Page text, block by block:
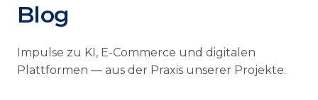
Blog
Impulse zu KI, E-Commerce und digitalen
Plattformen — aus der Praxis unserer Projekte.